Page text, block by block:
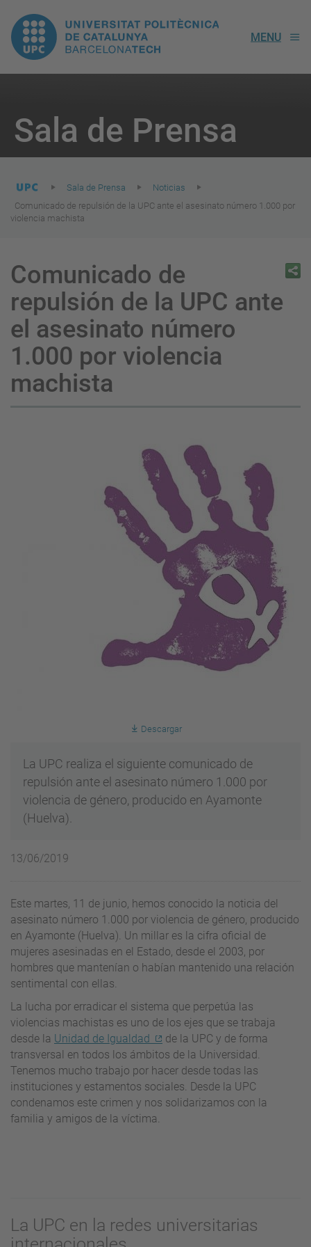
UPC.
Universitat
de
Catalunya
MENU
Sala de Prensa
here:
Sala de Prensa
Noticias
Comunicado de repulsión de la UPC ante el asesinato número 1.000 por
violencia machista
Comunicado de
repulsión de la UPC ante
el asesinato número
1.000 por violencia
machista
Descargar
La UPC realiza el siguiente comunicado de
repulsión ante el asesinato número 1.000 por
violencia de género, producido en Ayamonte
(Huelva).
13/06/2019
Este martes, 11 de junio, hemos conocido la noticia del
asesinato número 1.000 por violencia de género, producido
en Ayamonte (Huelva). Un millar es la cifra oficial de
mujeres asesinadas en el Estado, desde el 2003, por
hombres que mantenían o habían mantenido una relación
sentimental con ellas.
La lucha por erradicar el sistema que perpetúa las
violencias machistas es uno de los ejes que se trabaja
desde la Unidad de Igualdad
de la UPC y de forma
transversal en todos los ámbitos de la Universidad.
Tenemos mucho trabajo por hacer desde todas las
instituciones y estamentos sociales. Desde la UPC
condenamos este crimen y nos solidarizamos con la
familia y amigos de la víctima.
La UPC en la redes universitarias